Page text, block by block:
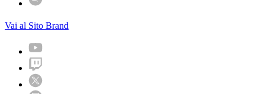
Vai al Sito Brand